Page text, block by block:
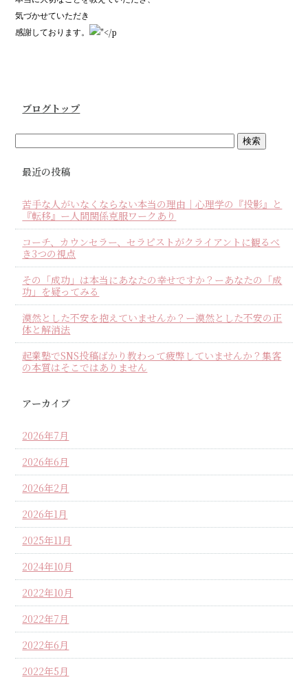
気づかせていただき
感謝しております。
ブログトップ
最近の投稿
苦手な人がいなくならない本当の理由｜心理学の『投影』と
『転移』ー人間関係克服ワークあり
コーチ、カウンセラー、セラピストがクライアントに観るべ
き3つの視点
その「成功」は本当にあなたの幸せですか？ーあなたの「成
功」を疑ってみる
漠然とした不安を抱えていませんか？ー漠然とした不安の正
体と解消法
起業塾でSNS投稿ばかり教わって疲弊していませんか？集客
の本質はそこではありません
アーカイブ
2026年7月
2026年6月
2026年2月
2026年1月
2025年11月
2024年10月
2022年10月
2022年7月
2022年6月
2022年5月